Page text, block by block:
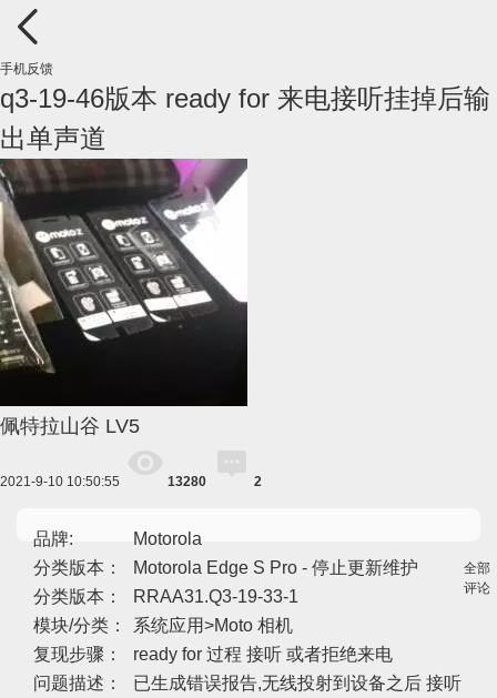
手机反馈
q3-19-46版本 ready for 来电接听挂掉后输
出单声道
佩特拉山谷 LV5
2021-9-10 10:50:55 13280 2
品牌:
Motorola
分类版本：
Motorola Edge S Pro - 停止更新维护
分类版本：
RRAA31.Q3-19-33-1
模块/分类：
系统应用>Moto 相机
复现步骤：
ready for 过程 接听 或者拒绝来电
问题描述：
已生成错误报告,无线投射到设备之后 接听
全部
评论